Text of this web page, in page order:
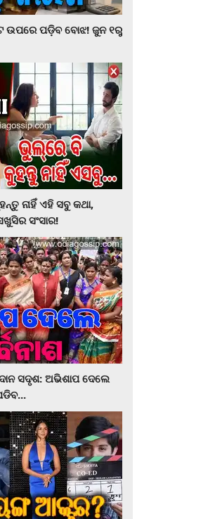
ଉପରେ ପଡ଼ିବ ବୋଝ! ଜୁନ ୧ରୁ
ନାହିଁ ଏହି ସବୁ କଥା,
ସଂସାର!
ସଦୃଶ: ଅଭିଶାପ ଦେଲେ